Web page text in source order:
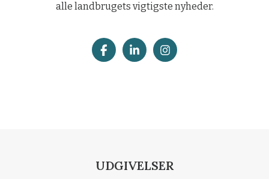
alle landbrugets vigtigste nyheder.
UDGIVELSER